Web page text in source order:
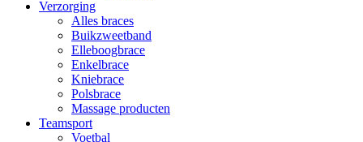
Verzorging
Alles braces
Buikzweetband
Elleboogbrace
Enkelbrace
Kniebrace
Polsbrace
Massage producten
Teamsport
Voetbal